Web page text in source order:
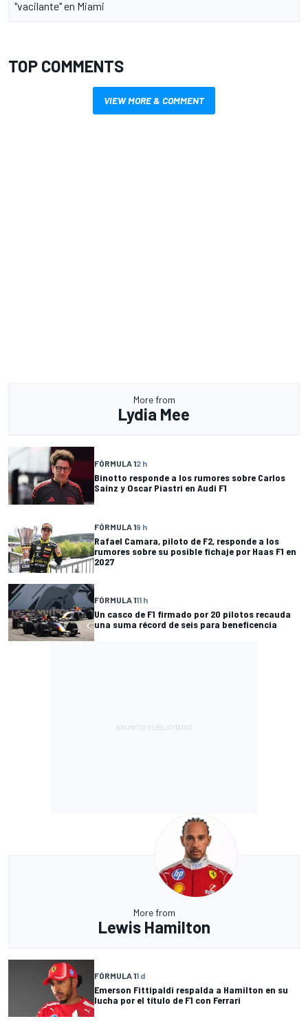
"vacilante" en Miami
TOP COMMENTS
VIEW MORE & COMMENT
More from
Lydia Mee
FÓRMULA 12 h
Binotto responde a los rumores sobre Carlos
Sainz y Oscar Piastri en Audi F1
FÓRMULA 19 h
Rafael Camara, piloto de F2, responde a los
rumores sobre su posible fichaje por Haas F1 en
2027
FÓRMULA 111 h
Un casco de F1 firmado por 20 pilotos recauda
una suma récord de seis para beneficencia
More from
Lewis Hamilton
FÓRMULA 11 d
Emerson Fittipaldi respalda a Hamilton en su
lucha por el título de F1 con Ferrari